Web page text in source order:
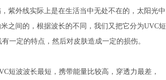
紫外线实际上是在生活当中无处不在的，太阳光中
之间的，根据波长的不同，我们又把它分为UVC短
一定的特点，然后对皮肤造成一定的损伤。
短波波长最短，携带能量比较高，穿透力最差，